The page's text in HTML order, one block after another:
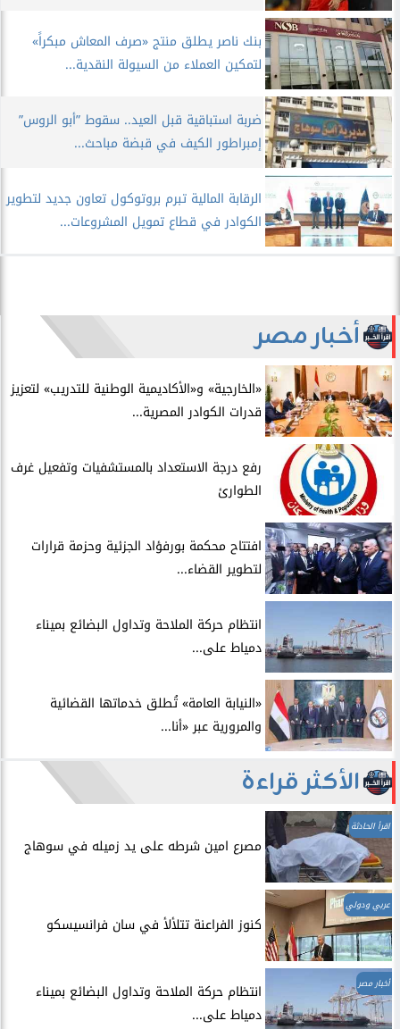
بنك ناصر يطلق منتج «صرف المعاش مبكراً»
لتمكين العملاء من السيولة النقدية...
​ضربة استباقية قبل العيد.. سقوط ”أبو الروس”
إمبراطور الكيف في قبضة مباحث...
الرقابة المالية تبرم بروتوكول تعاون جديد لتطوير
الكوادر في قطاع تمويل المشروعات...
أخبار مصر
​«الخارجية» و«الأكاديمية الوطنية للتدريب» لتعزيز
قدرات الكوادر المصرية...
​رفع درجة الاستعداد بالمستشفيات وتفعيل غرف
الطوارئ
افتتاح محكمة بورفؤاد الجزئية وحزمة قرارات
لتطوير القضاء...
انتظام حركة الملاحة وتداول البضائع بميناء
دمياط على...
​«النيابة العامة» تُطلق خدماتها القضائية
والمرورية عبر «أنا...
الأكثر قراءة
اقرأ الحادثة
مصرع امين شرطه على يد زميله في سوهاج
عربي ودولي
​كنوز الفراعنة تتلألأ في سان فرانسيسكو
أخبار مصر
انتظام حركة الملاحة وتداول البضائع بميناء
دمياط على...